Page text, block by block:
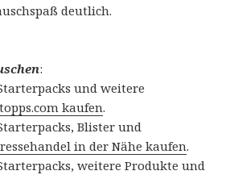
deutlich.
:
und weitere
kaufen.
Blister und
in der Nähe kaufen.
weitere Produkte und